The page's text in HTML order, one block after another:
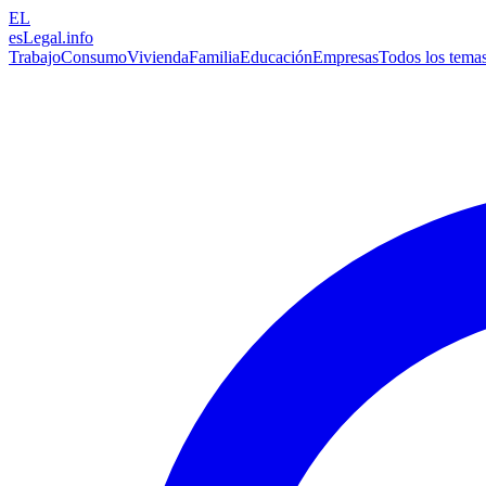
EL
esLegal.info
TrabajoConsumoViviendaFamiliaEducaciónEmpresasTodos los